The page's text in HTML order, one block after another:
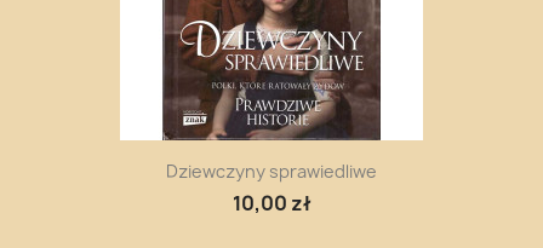
Dziewczyny sprawiedliwe
10,00 zł